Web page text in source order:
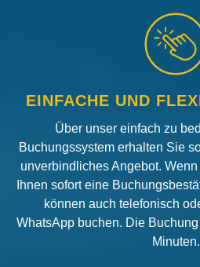
EINFACHE UND
Über unser einfach zu
Buchungssystem erhalten Sie
unverbindliches Angebot.
Ihnen sofort eine
können auch telefonisch
WhatsApp buchen. Die
Minuten.